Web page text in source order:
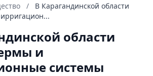
/
В Карагандинской области
области
и
системы